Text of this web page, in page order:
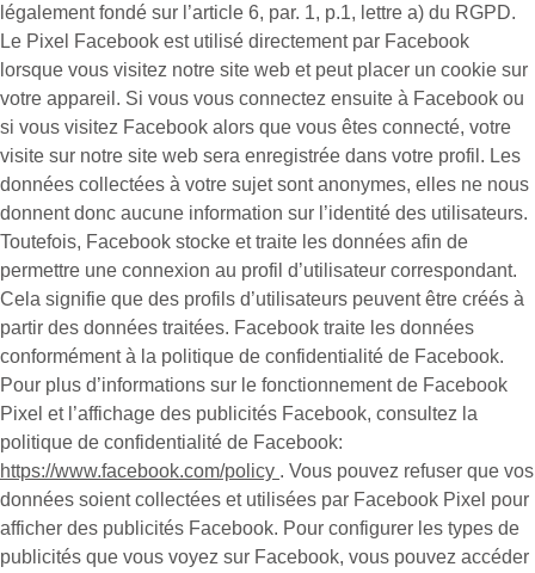
légalement fondé sur l’article 6, par. 1, p.1, lettre a) du RGPD.
Le Pixel Facebook est utilisé directement par Facebook
lorsque vous visitez notre site web et peut placer un cookie sur
votre appareil. Si vous vous connectez ensuite à Facebook ou
si vous visitez Facebook alors que vous êtes connecté, votre
visite sur notre site web sera enregistrée dans votre profil. Les
données collectées à votre sujet sont anonymes, elles ne nous
donnent donc aucune information sur l’identité des utilisateurs.
Toutefois, Facebook stocke et traite les données afin de
permettre une connexion au profil d’utilisateur correspondant.
Cela signifie que des profils d’utilisateurs peuvent être créés à
partir des données traitées. Facebook traite les données
conformément à la politique de confidentialité de Facebook.
Pour plus d’informations sur le fonctionnement de Facebook
Pixel et l’affichage des publicités Facebook, consultez la
politique de confidentialité de Facebook:
https://www.facebook.com/policy . Vous pouvez refuser que vos
données soient collectées et utilisées par Facebook Pixel pour
afficher des publicités Facebook. Pour configurer les types de
publicités que vous voyez sur Facebook, vous pouvez accéder